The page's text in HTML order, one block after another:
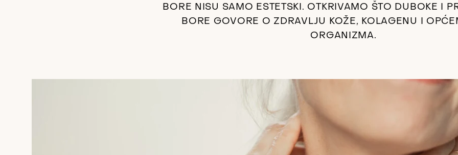
BORE NISU SAMO ESTETSKI. OTKRIVAMO ŠTO DUBOKE I
BORE GOVORE O ZDRAVLJU KOŽE, KOLAGENU I
ORGANIZMA.